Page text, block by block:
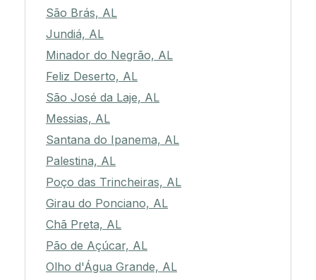
São Brás, AL
Jundiá, AL
Minador do Negrão, AL
Feliz Deserto, AL
São José da Laje, AL
Messias, AL
Santana do Ipanema, AL
Palestina, AL
Poço das Trincheiras, AL
Girau do Ponciano, AL
Chã Preta, AL
Pão de Açúcar, AL
Olho d'Água Grande, AL